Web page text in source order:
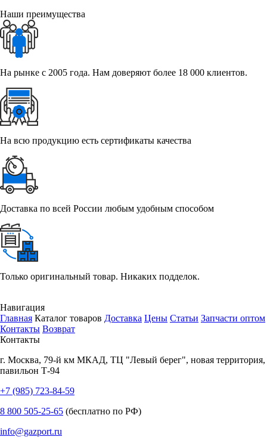
Наши преимущества
На рынке с 2005 года. Нам доверяют более 18 000 клиентов.
На всю продукцию есть сертификаты качества
Доставка по всей России любым удобным способом
Только оригинальный товар. Никаких подделок.
Навигация
Главная Каталог товаров Доставка Цены Статьи Запчасти оптом
Контакты Возврат
Контакты
г. Москва, 79-й км МКАД, ТЦ "Левый берег", новая территория,
павильон Т-94
+7 (985) 723-84-59
8 800 505-25-65 (бесплатно по РФ)
info@gazport.ru